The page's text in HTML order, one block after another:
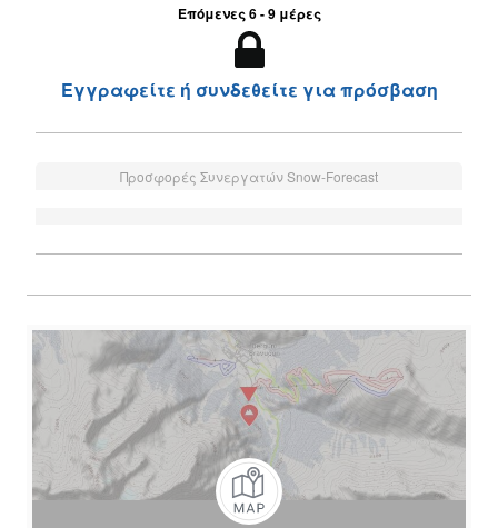
Επόμενες 6 - 9 μέρες
Εγγραφείτε ή συνδεθείτε για πρόσβαση
Προσφορές Συνεργατών Snow-Forecast